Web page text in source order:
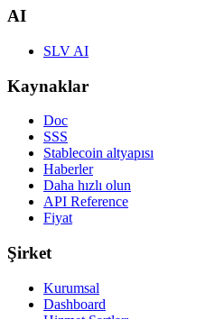
AI
SLV AI
Kaynaklar
Doc
SSS
Stablecoin altyapısı
Haberler
Daha hızlı olun
API Reference
Fiyat
Şirket
Kurumsal
Dashboard